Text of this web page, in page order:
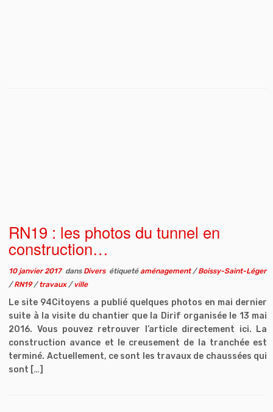
RN19 : les photos du tunnel en
construction…
10 janvier 2017dans Divers étiquetéaménagement/Boissy-Saint-Léger
/RN19/travaux /ville
Le site 94Citoyens a publié quelques photos en mai dernier
suite à la visite du chantier que la Dirif organisée le 13 mai
2016. Vous pouvez retrouver l’article directement ici. La
construction avance et le creusement de la tranchée est
terminé. Actuellement, ce sont les travaux de chaussées qui
sont […]